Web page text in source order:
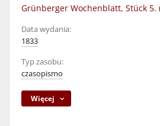
Grünberger Wochenblatt, Stück 5.
Data wydania:
1833
Typ zasobu:
czasopismo
Więcej